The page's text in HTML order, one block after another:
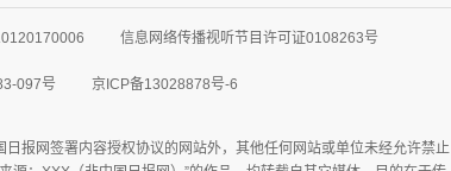
信息网络传播视听节目许可证0108263号
097号 京ICP备13028878号-6
报网签署内容授权协议的网站外，其他任何网站或单位未经允许禁止